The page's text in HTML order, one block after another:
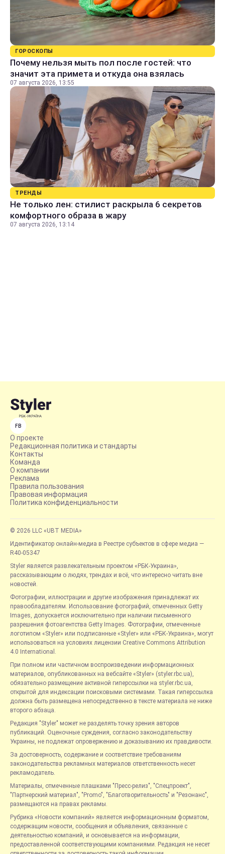
ГОРОСКОПЫ
Почему нельзя мыть пол после гостей: что
значит эта примета и откуда она взялась
07 августа 2026, 13:55
ТРЕНДЫ
Не только лен: стилист раскрыла 6 секретов
комфортного образа в жару
07 августа 2026, 13:14
FB
О проекте
Редакционная политика и стандарты
Контакты
Команда
О компании
Реклама
Правила пользования
Правовая информация
Политика конфиденциальности
© 2026 LLC «UBT MEDIA»
Идентификатор онлайн-медиа в Реестре субъектов в сфере медиа —
R40-05347
Styler является развлекательным проектом «РБК-Украина»,
рассказывающим о людях, трендах и всё, что интересно читать вне
новостей.
Фотографии, иллюстрации и другие изображения принадлежат их
правообладателям. Использование фотографий, отмеченных Getty
Images, допускается исключительно при наличии письменного
разрешения фотоагентства Getty Images. Фотографии, отмеченные
логотипом «Styler» или подписанные «Styler» или «РБК-Украина», могут
использоваться на условиях лицензии Creative Commons Attribution
4.0 International.
При полном или частичном воспроизведении информационных
материалов, опубликованных на вебсайте «Styler» (styler.rbc.ua),
обязательно размещение активной гиперссылки на styler.rbc.ua,
открытой для индексации поисковыми системами. Такая гиперссылка
должна быть размещена непосредственно в тексте материала не ниже
второго абзаца.
Редакция "Styler" может не разделять точку зрения авторов
публикаций. Оценочные суждения, согласно законодательству
Украины, не подлежат опровержению и доказыванию их правдивости.
За достоверность, содержание и соответствие требованиям
законодательства рекламных материалов ответственность несет
рекламодатель.
Материалы, отмеченные плашками "Пресс-релиз", "Спецпроект",
"Партнерский материал", "Promo", "Благотворительность" и "Резонанс",
размещаются на правах рекламы.
Рубрика «Новости компаний» является информационным форматом,
содержащим новости, сообщения и объявления, связанные с
деятельностью компаний, и основывается на информации,
предоставленной соответствующими компаниями. Редакция не несет